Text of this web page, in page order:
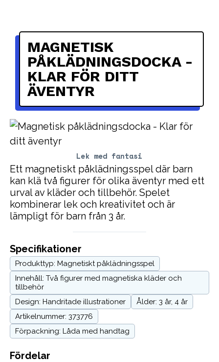
Lek med fantasi
MAGNETISK
PÅKLÄDNINGSDOCKA -
KLAR FÖR DITT
ÄVENTYR
Ett magnetiskt påklädningsspel där barn
kan klä två figurer för olika äventyr med ett
urval av kläder och tillbehör. Spelet
kombinerar lek och kreativitet och är
lämpligt för barn från 3 år.
Fördelar
Specifikationer
Produkttyp: Magnetiskt påklädningsspel
Innehåll: Två figurer med magnetiska kläder och
tillbehör
Design: Handritade illustrationer
Ålder: 3 år, 4 år
Artikelnummer: 373776
Förpackning: Låda med handtag